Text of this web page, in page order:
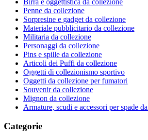
Birra e oggettistica da collezione
Penne da collezione
Sorpresine e gadget da collezione
Materiale pubblicitario da collezione
Militaria da collezione
Personaggi da collezione
Pins e spille da collezione
Articoli dei Puffi da collezione
Oggetti di collezionismo sportivo
Oggetti da collezione per fumatori
Souvenir da collezione
Mignon da collezione
Armature, scudi e accessori per spade
Categorie